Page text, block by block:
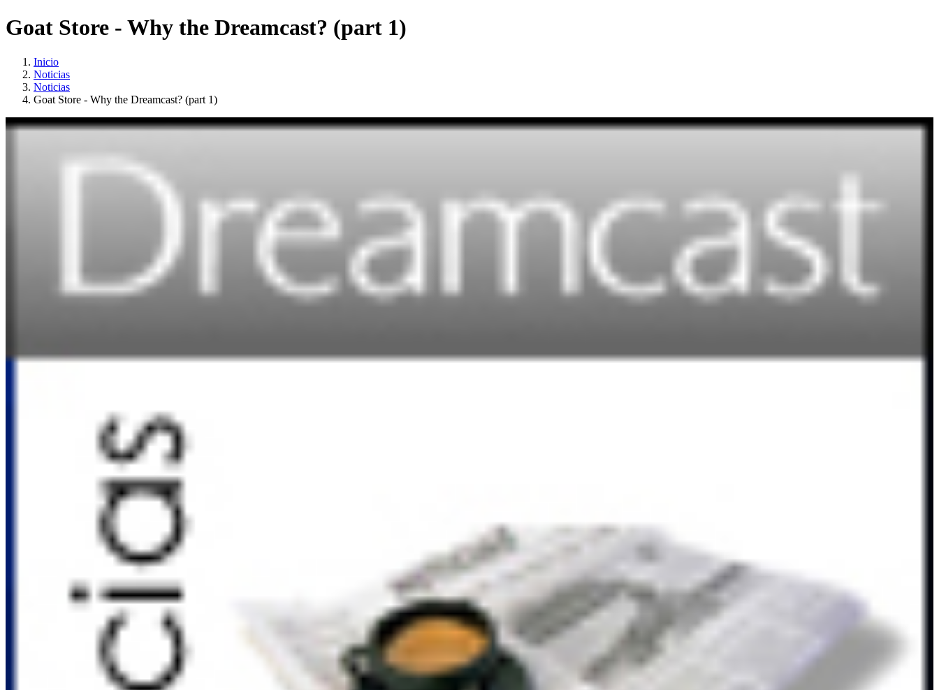
Goat Store - Why the Dreamcast? (part 1)
Inicio
Noticias
Noticias
Goat Store - Why the Dreamcast? (part 1)